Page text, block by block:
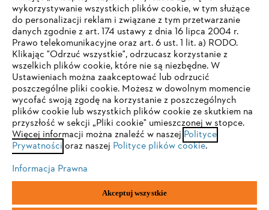
STIHL FAQ
Serwis
Polityka prywatności Wskazówki prawne Cookies
Informacje prawne
"ANDREAS STIHL" SP. Z O.O. z siedzibą w Sadach, 62-080 Tarnowo
TWOJA PRZEGLĄDARKA NIE JEST
OBSŁUGIWANA
Korzystasz z przeglądarki, której jeszcze nie obsługujemy. W
celu optymalnego korzystania z naszej strony zalecamy
przejście do jednej z następujących przeglądarek:
Firefox Chrome
wykorzystywanie wszystkich plików cookie, w tym służące
do personalizacji reklam i związane z tym przetwarzanie
danych zgodnie z art. 174 ustawy z dnia 16 lipca 2004 r.
Prawo telekomunikacyjne oraz art. 6 ust. 1 lit. a) RODO.
Klikając "Odrzuć wszystkie", odrzucasz korzystanie z
wszelkich plików cookie, które nie są niezbędne. W
Ustawieniach można zaakceptować lub odrzucić
poszczególne pliki cookie. Możesz w dowolnym momencie
wycofać swoją zgodę na korzystanie z poszczególnych
plików cookie lub wszystkich plików cookie ze skutkiem na
przyszłość w sekcji „Pliki cookie" umieszczonej w stopce.
Więcej informacji można znaleźć w naszej Polityce
Prywatności oraz naszej Polityce plików cookie.
Informacja Prawna
Akceptuj wszystkie